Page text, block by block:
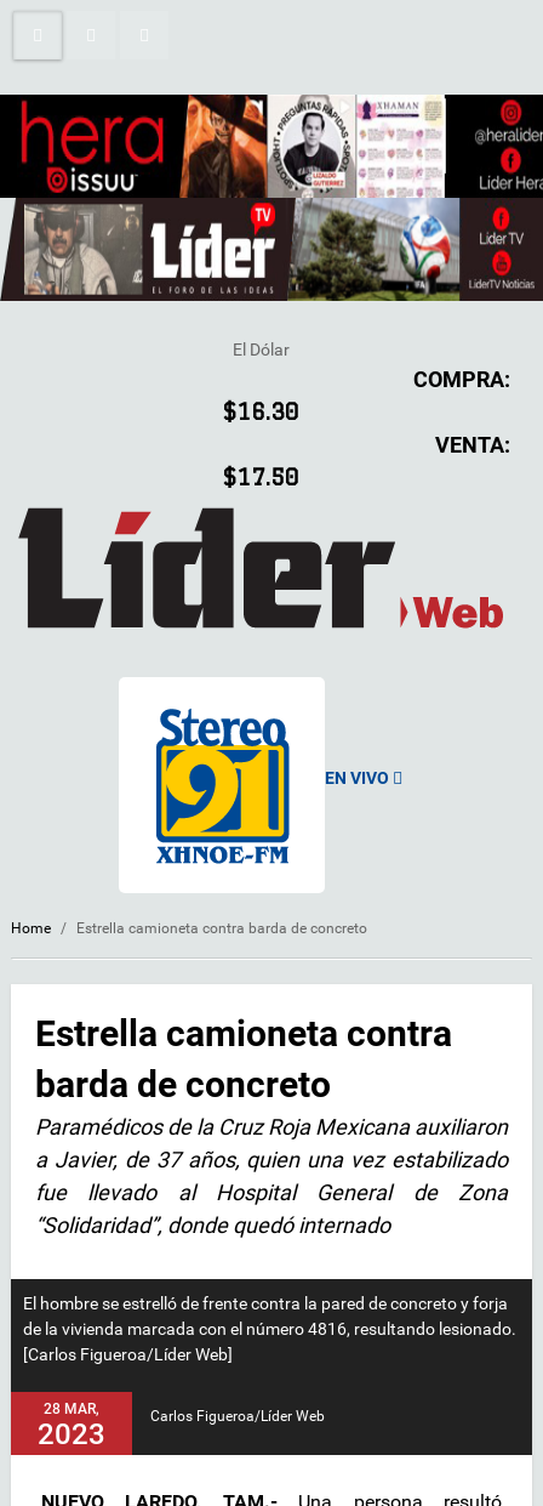
El Dólar
COMPRA:
$16.30
VENTA:
$17.50
EN VIVO
Home / Estrella camioneta contra barda de concreto
Estrella camioneta contra
barda de concreto
Paramédicos de la Cruz Roja Mexicana auxiliaron
a Javier, de 37 años, quien una vez estabilizado
fue llevado al Hospital General de Zona
“Solidaridad”, donde quedó internado
El hombre se estrelló de frente contra la pared de concreto y forja
de la vivienda marcada con el número 4816, resultando lesionado.
[Carlos Figueroa/Líder Web]
28 MAR,
2023
Carlos Figueroa/Líder Web